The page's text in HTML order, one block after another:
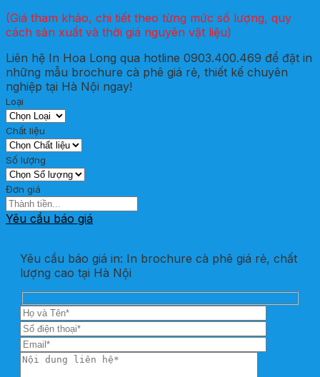
(Giá tham khảo, chi tiết theo từng mức số lượng, quy
cách sản xuất và thời giá nguyên vật liệu)
Liên hệ In Hoa Long qua hotline 0903.400.469 để đặt in
những mẫu brochure cà phê giá rẻ, thiết kế chuyên
nghiệp tại Hà Nội ngay!
Loại
Chất liệu
Số lượng
Đơn giá
Yêu cầu báo giá
Yêu cầu báo giá in: In brochure cà phê giá rẻ, chất
lượng cao tại Hà Nội